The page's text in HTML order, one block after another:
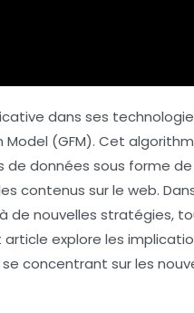
dans ses
Model (GFM). Cet
données sous forme
contenus sur le web.
de nouvelles stratégies,
explore les
concentrant sur les